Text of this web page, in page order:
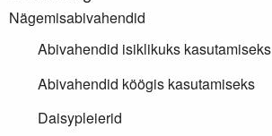
Nägemisabivahendid
Abivahendid isiklikuks kasutamiseks
Abivahendid köögis kasutamiseks
Daisypleierid